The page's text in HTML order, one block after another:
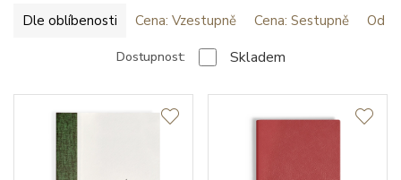
Dle oblíbenosti Cena: Vzestupně Cena: Sestupně Od
Dostupnost: Skladem